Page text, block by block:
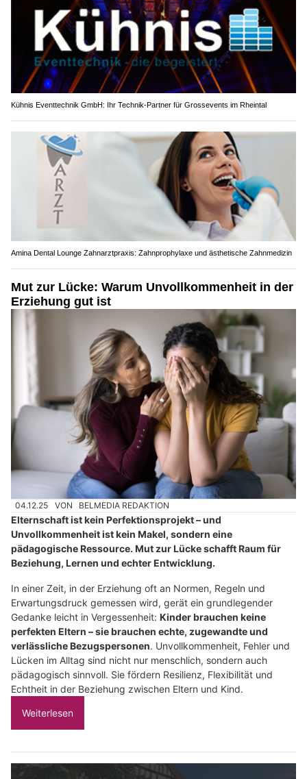
Kühnis Eventtechnik GmbH: Ihr Technik-Partner für Grossevents im Rheintal
Amina Dental Lounge Zahnarztpraxis: Zahnprophylaxe und ästhetische Zahnmedizin
Mut zur Lücke: Warum Unvollkommenheit in der
Erziehung gut ist
04.12.25 VON BELMEDIA REDAKTION
Elternschaft ist kein Perfektionsprojekt – und
Unvollkommenheit ist kein Makel, sondern eine
pädagogische Ressource. Mut zur Lücke schafft Raum für
Beziehung, Lernen und echter Entwicklung.
In einer Zeit, in der Erziehung oft an Normen, Regeln und
Erwartungsdruck gemessen wird, gerät ein grundlegender
Gedanke leicht in Vergessenheit: Kinder brauchen keine
perfekten Eltern – sie brauchen echte, zugewandte und
verlässliche Bezugspersonen. Unvollkommenheit, Fehler und
Lücken im Alltag sind nicht nur menschlich, sondern auch
pädagogisch sinnvoll. Sie fördern Resilienz, Flexibilität und
Echtheit in der Beziehung zwischen Eltern und Kind.
Weiterlesen